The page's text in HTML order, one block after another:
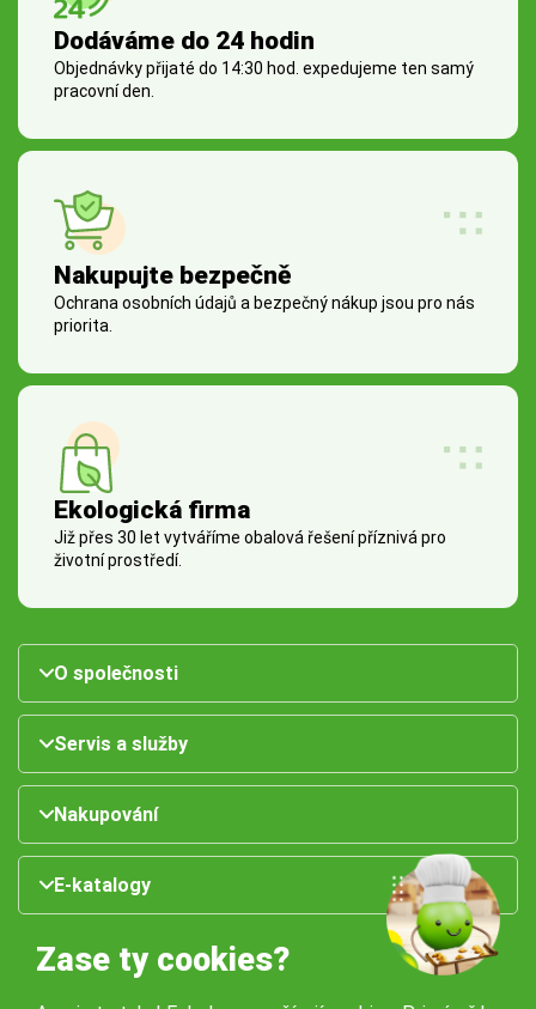
Dodáváme do 24 hodin
Objednávky přijaté do 14:30 hod. expedujeme ten samý
pracovní den.
Nakupujte bezpečně
Ochrana osobních údajů a bezpečný nákup jsou pro nás
priorita.
Ekologická firma
Již přes 30 let vytváříme obalová řešení příznivá pro
životní prostředí.
O společnosti
Servis a služby
Nakupování
E-katalogy
Zase ty cookies?